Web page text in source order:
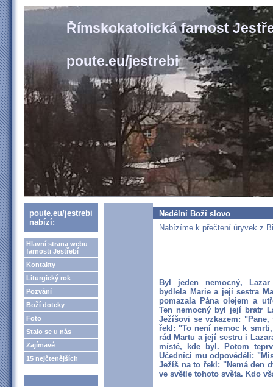
Římskokatolická farnost
poute.eu/jestrebi
poute.eu/jestrebi
nabízí:
Hlavní strana webu
farnosti Jestřebí
Kontakty
Liturgický rok
Pozvání
Boží doteky
Foto
Stalo se u nás
Zajímavé
15 nejčtenějších
Nedělní Boží slovo
Nabízíme k přečtení úryvek z
Byl jeden nemocný,
bydlela Marie a její sestra
pomazala Pána olejem a
Ten nemocný byl její bratr
Ježíšovi se vzkazem:
řekl: "To není nemoc k
rád Martu a její sestru i
místě, kde byl. Potom
Učedníci mu odpověděli:
Ježíš na to řekl: "Nemá den
ve světle tohoto světa. Kdo